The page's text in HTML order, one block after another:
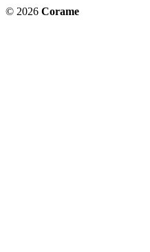
© 2026 Corame